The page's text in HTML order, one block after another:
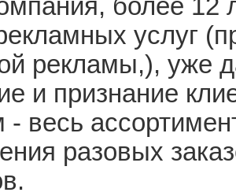
более 12
услуг
рекламы,), уже
и признание
- весь
разовых